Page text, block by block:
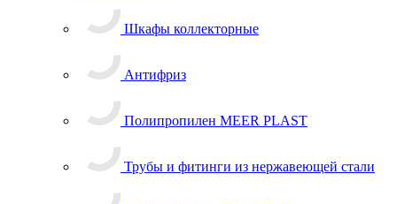
Шкафы коллекторные
Антифриз
Полипропилен MEER PLAST
Трубы и фитинги из нержавеющей стали